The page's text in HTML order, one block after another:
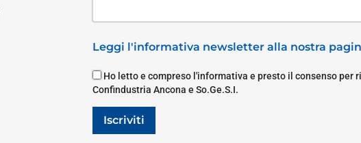
Leggi l'informativa newsletter alla nostra
Ho letto e compreso l'informativa e presto il consenso per
Confindustria Ancona e So.Ge.S.I.
Iscriviti